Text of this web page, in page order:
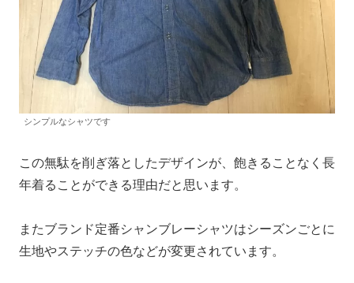
シンプルなシャツです
この無駄を削ぎ落としたデザインが、飽きることなく長
年着ることができる理由だと思います。
またブランド定番シャンブレーシャツはシーズンごとに
生地やステッチの色などが変更されています。